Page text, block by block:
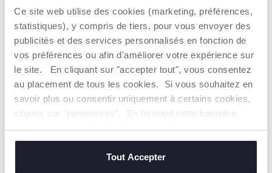
Ce site web utilise des cookies (marketing, préférences,
statistiques), y compris de tiers, pour vous envoyer des
publicités et des services personnalisés en fonction de
vos préférences ou afin d'améliorer votre expérience sur
le site. En cliquant sur "accepter tout", vous consentez
au placement de tous les cookies. Si vous souhaitez en
savoir plus ou consentir uniquement à certains cookies,
cliquez sur "paramètres". En fermant cette bannière,
vous consentez à l'utilisation des seuls cookies
techniques, qui sont essentiels au service demandé.
Tout Accepter
Coton cultivé selon un programme dont l'objectif est de
mettre sur le marché des fils certifiés de coton cultivé
dans le respect des principes qui en font un coton
DURABLE sur un plan environnemental, économique et
Toute la chaîne d'approvisionnement et de production fait
l'objet d'une traçabilité et des mêmes mesures de
durabilité.